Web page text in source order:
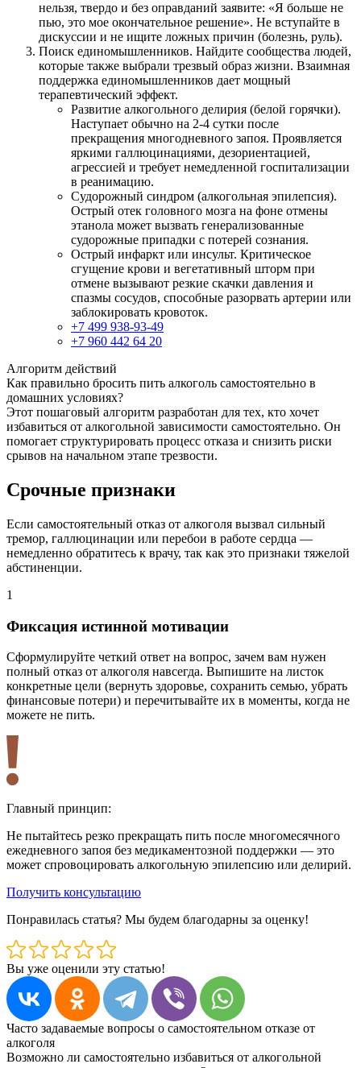
нельзя, твердо и без оправданий заявите: «Я больше не
пью, это мое окончательное решение». Не вступайте в
дискуссии и не ищите ложных причин (болезнь, руль).
Поиск единомышленников. Найдите сообщества людей,
которые также выбрали трезвый образ жизни. Взаимная
поддержка единомышленников дает мощный
терапевтический эффект.
Развитие алкогольного делирия (белой горячки).
Наступает обычно на 2-4 сутки после
прекращения многодневного запоя. Проявляется
яркими галлюцинациями, дезориентацией,
агрессией и требует немедленной госпитализации
в реанимацию.
Судорожный синдром (алкогольная эпилепсия).
Острый отек головного мозга на фоне отмены
этанола может вызвать генерализованные
судорожные припадки с потерей сознания.
Острый инфаркт или инсульт. Критическое
сгущение крови и вегетативный шторм при
отмене вызывают резкие скачки давления и
спазмы сосудов, способные разорвать артерии или
заблокировать кровоток.
+7 499 938-93-49
+7 960 442 64 20
Алгоритм действий
Как правильно бросить пить алкоголь самостоятельно в
домашних условиях?
Этот пошаговый алгоритм разработан для тех, кто хочет
избавиться от алкогольной зависимости самостоятельно. Он
помогает структурировать процесс отказа и снизить риски
срывов на начальном этапе трезвости.
Срочные признаки
Если самостоятельный отказ от алкоголя вызвал сильный
тремор, галлюцинации или перебои в работе сердца —
немедленно обратитесь к врачу, так как это признаки тяжелой
абстиненции.
1
Фиксация истинной мотивации
Сформулируйте четкий ответ на вопрос, зачем вам нужен
полный отказ от алкоголя навсегда. Выпишите на листок
конкретные цели (вернуть здоровье, сохранить семью, убрать
финансовые потери) и перечитывайте их в моменты, когда не
можете не пить.
Главный принцип:
Не пытайтесь резко прекращать пить после многомесячного
ежедневного запоя без медикаментозной поддержки — это
может спровоцировать алкогольную эпилепсию или делирий.
Получить консультацию
Понравилась статья? Мы будем благодарны за оценку!
Вы уже оценили эту статью!
Часто задаваемые вопросы о самостоятельном отказе от
алкоголя
Возможно ли самостоятельно избавиться от алкогольной